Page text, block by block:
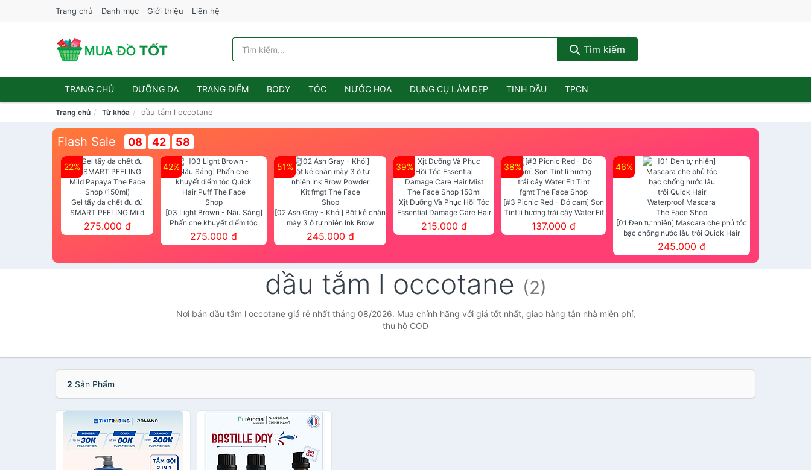
Trang chủ Danh mục Giới thiệu Liên hệ
Tìm kiếm
TRANG CHỦ DƯỠNG DA TRANG ĐIỂM BODY TÓC NƯỚC HOA DỤNG CỤ LÀM ĐẸP TINH DẦU TPCN
Trang chủ Từ khóa dầu tắm l occotane
Flash Sale 08 42 58
22%
Gel tẩy da chết đu đủ
SMART PEELING Mild
Papaya The Face Shop
(150ml)
275.000 đ
42%
[03 Light Brown - Nâu Sáng]
Phấn che khuyết điểm tóc
Quick Hair Puff The Face Shop
275.000 đ
51%
[02 Ash Gray - Khói] Bột kẻ chân
mày 3 ô tự nhiên Ink Brow
Powder Kit fmgt The Face Shop
245.000 đ
39%
Xịt Dưỡng Và Phục Hồi Tóc
Essential Damage Care Hair
Mist The Face Shop 150ml
215.000 đ
38%
[#3 Picnic Red - Đỏ cam] Son
Tint lì hương trái cây Water Fit
Tint fgmt The Face Shop
137.000 đ
46%
[01 Đen tự nhiên] Mascara che phủ tóc
bạc chống nước lâu trôi Quick Hair
Waterproof Mascara The Face Shop
245.000 đ
dầu tắm l occotane (2)
Nơi bán dầu tắm l occotane giá rẻ nhất tháng 08/2026. Mua chính hãng với giá tốt nhất, giao hàng tận nhà miễn phí,
thu hộ COD
2 Sản Phẩm